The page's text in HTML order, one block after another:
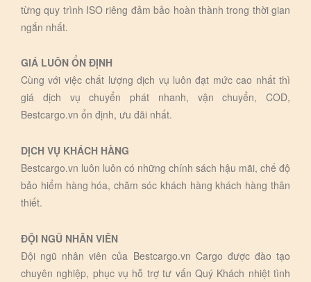
từng quy trình ISO riêng đảm bảo hoàn thành trong thời gian
ngắn nhất.
GIÁ LUÔN ỔN ĐỊNH
Cùng với việc chất lượng dịch vụ luôn đạt mức cao nhất thì
giá dịch vụ chuyển phát nhanh, vận chuyển, COD,
Bestcargo.vn ổn định, ưu đãi nhất.
DỊCH VỤ KHÁCH HÀNG
Bestcargo.vn luôn luôn có những chính sách hậu mãi, chế độ
bảo hiểm hàng hóa, chăm sóc khách hàng khách hàng thân
thiết.
ĐỘI NGŨ NHÂN VIÊN
Đội ngũ nhân viên của Bestcargo.vn Cargo được đào tạo
chuyên nghiệp, phục vụ hỗ trợ tư vấn Quý Khách nhiệt tình